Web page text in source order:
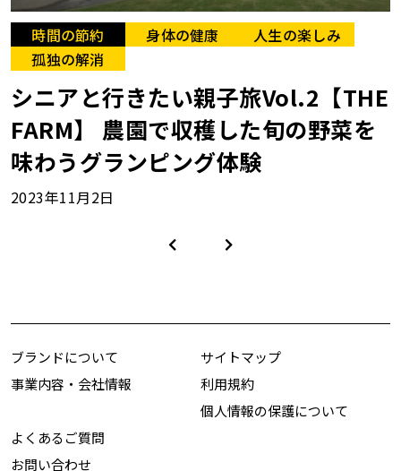
時間の節約 身体の健康
人生の楽しみ
孤独の解消
シニアと行きたい親子旅Vol.2【THE
FARM】 農園で収穫した旬の野菜を
味わうグランピング体験
2023年11月2日
ブランドについて
事業内容・会社情報
サイトマップ
利用規約
個人情報の保護について
よくあるご質問
お問い合わせ